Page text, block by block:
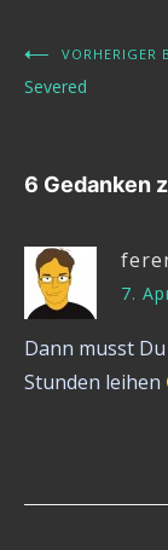
VORHERIGER
Severed
6 Gedanken
7.
Dann musst
Stunden leihen